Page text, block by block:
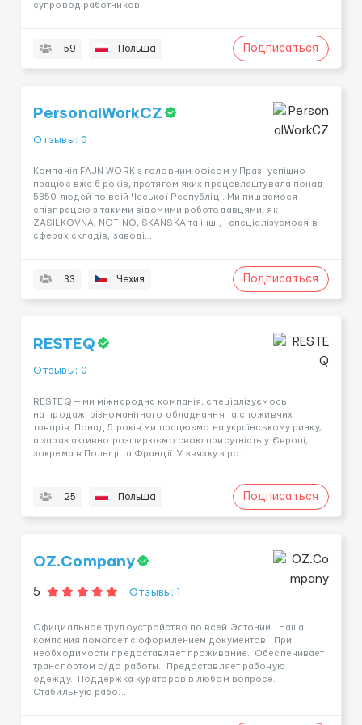
супровод работников.
59 Польша Подписаться
PersonalWorkCZ
Отзывы: 0
Компанія FAJN WORK з головним офісом у Празі успішно
працює вже 6 років, протягом яких працевлаштувала понад
5350 людей по всій Чеської Республіці. Ми пишаємося
співпрацею з такими відомими роботодавцями, як
ZASILKOVNA, NOTINO, SKANSKA та інші, і спеціалізуємося в
сферах складів, заводі...
33 Чехия Подписаться
RESTEQ
Отзывы: 0
RESTEQ — ми міжнародна компанія, спеціалізуємось
на продажі різноманітного обладнання та споживчих
товарів. Понад 5 років ми працюємо на українському ринку,
а зараз активно розширюємо свою присутність у Європі,
зокрема в Польщі та Франції. У звязку з ро...
25 Польша Подписаться
OZ.Company
5 Отзывы: 1
Официальное трудоустройство по всей Эстонии. Наша
компания помогает с оформлением документов. При
необходимости предоставляет проживание. Обеспечивает
транспортом с/до работы. Предоставляет рабочую
одежду. Поддержка кураторов в любом вопросе.
Стабильную рабо...